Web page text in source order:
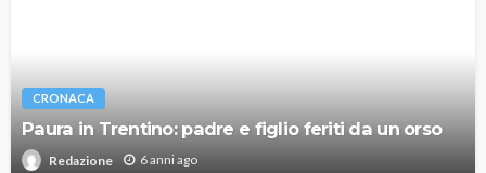
CRONACA
Paura in Trentino: padre e figlio feriti da un orso
Redazione 6 anni ago